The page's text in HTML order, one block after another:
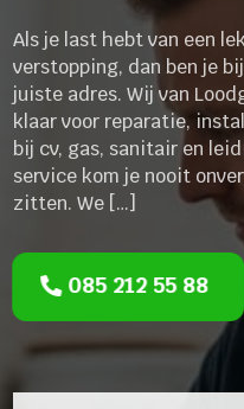
Als je last hebt van een
verstopping, dan ben je
juiste adres. Wij van
klaar voor reparatie,
bij cv, gas, sanitair en
service kom je nooit
zitten. We […]
085 212 55 88